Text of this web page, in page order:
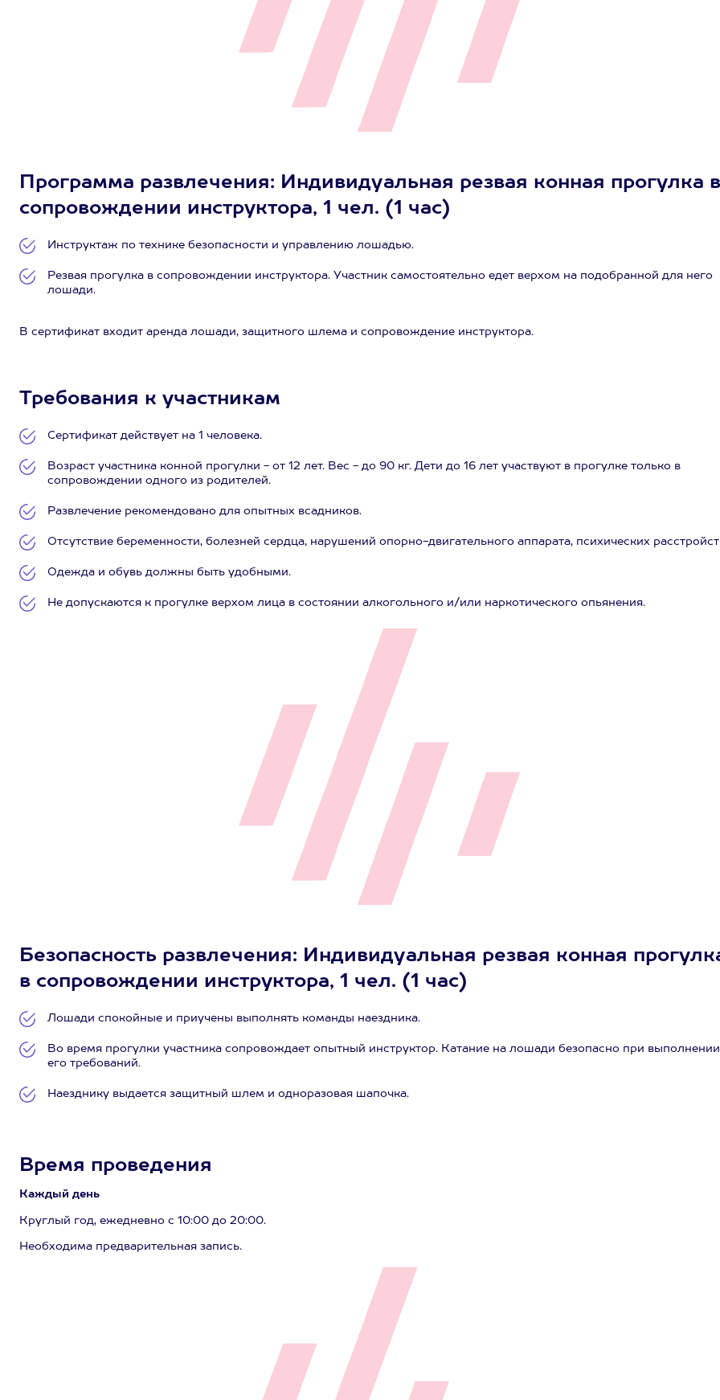
Программа развлечения: Индивидуальная резвая конная прогулка в
сопровождении инструктора, 1 чел. (1 час)
Инструктаж по технике безопасности и управлению лошадью.
Резвая прогулка в сопровождении инструктора. Участник самостоятельно едет верхом на подобранной для него
лошади.
В сертификат входит аренда лошади, защитного шлема и сопровождение инструктора.
Требования к участникам
Сертификат действует на 1 человека.
Возраст участника конной прогулки - от 12 лет. Вес - до 90 кг. Дети до 16 лет участвуют в прогулке только в
сопровождении одного из родителей.
Развлечение рекомендовано для опытных всадников.
Отсутствие беременности, болезней сердца, нарушений опорно-двигательного аппарата, психических
Одежда и обувь должны быть удобными.
Не допускаются к прогулке верхом лица в состоянии алкогольного и/или наркотического опьянения.
Безопасность развлечения: Индивидуальная резвая конная
в сопровождении инструктора, 1 чел. (1 час)
Лошади спокойные и приучены выполнять команды наездника.
Во время прогулки участника сопровождает опытный инструктор. Катание на лошади безопасно при выполнении
его требований.
Наезднику выдается защитный шлем и одноразовая шапочка.
Время проведения
Каждый день
Круглый год, ежедневно с 10:00 до 20:00.
Необходима предварительная запись.